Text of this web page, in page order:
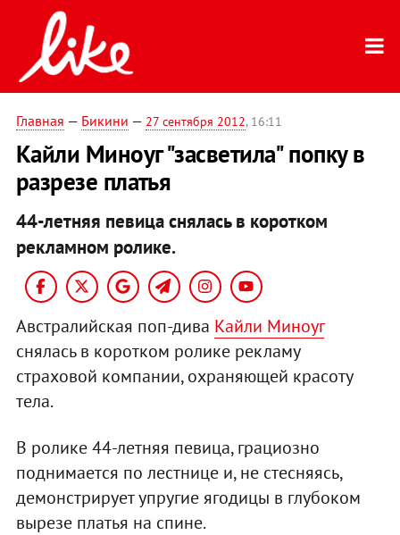
Главная — Бикини — 27 сентября 2012, 16:11
Кайли Миноуг "засветила" попку в
разрезе платья
44-летняя певица снялась в коротком
рекламном ролике.
Австралийская поп-дива Кайли Миноуг
снялась в коротком ролике рекламу
страховой компании, охраняющей красоту
тела.
В ролике 44-летняя певица, грациозно
поднимается по лестнице и, не стесняясь,
демонстрирует упругие ягодицы в глубоком
вырезе платья на спине.